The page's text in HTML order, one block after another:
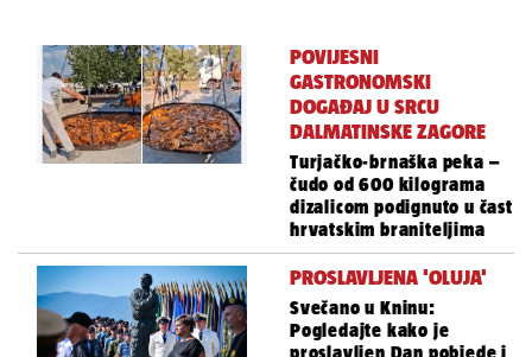
POVIJESNI
GASTRONOMSKI
DOGAĐAJ U SRCU
DALMATINSKE ZAGORE
Turjačko-brnaška peka –
čudo od 600 kilograma
dizalicom podignuto u čast
hrvatskim braniteljima
PROSLAVLJENA 'OLUJA'
Svečano u Kninu:
Pogledajte kako je